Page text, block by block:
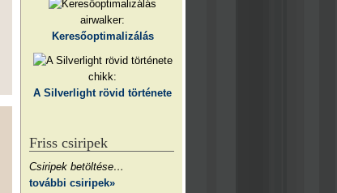
airwalker:
Keresőoptimalizálás
chikk:
A Silverlight rövid története
Friss csiripek
Csiripek betöltése…
további csiripek»